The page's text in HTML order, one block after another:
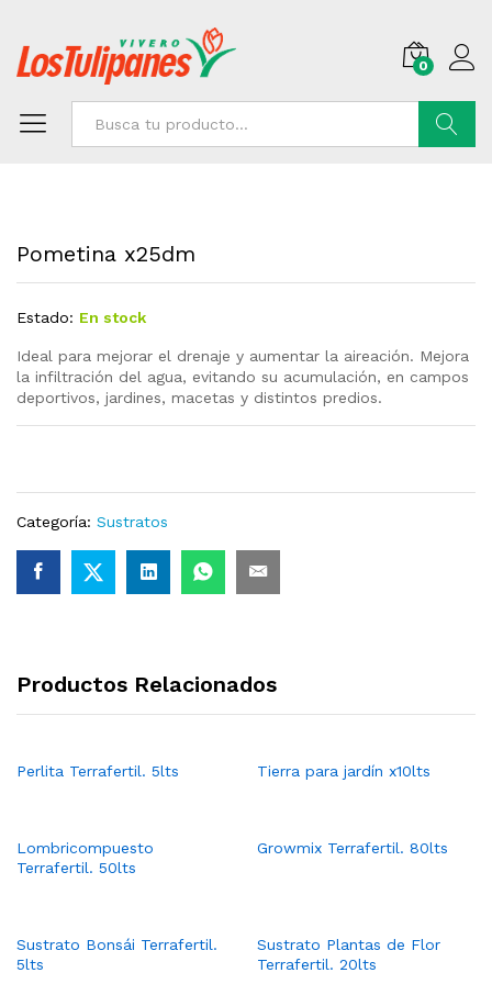
0
Pometina x25dm
Estado: En stock
Ideal para mejorar el drenaje y aumentar la aireación. Mejora
la infiltración del agua, evitando su acumulación, en campos
deportivos, jardines, macetas y distintos predios.
Categoría: Sustratos
Productos Relacionados
Perlita Terrafertil. 5lts Tierra para jardín x10lts
Lombricompuesto
Terrafertil. 50lts
Growmix Terrafertil. 80lts
Sustrato Bonsái Terrafertil.
5lts
Sustrato Plantas de Flor
Terrafertil. 20lts